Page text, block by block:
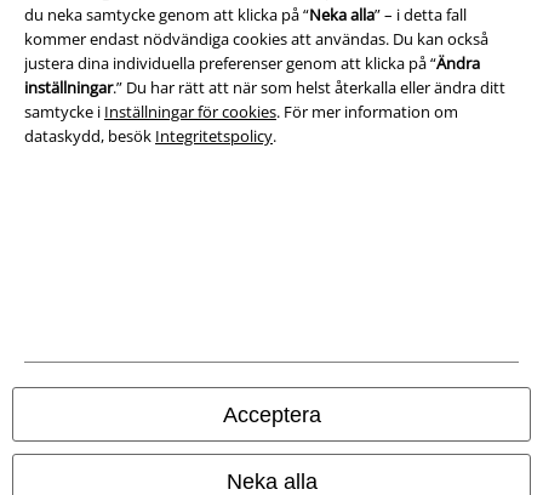
du neka samtycke genom att klicka på “Neka alla” – i detta fall
kommer endast nödvändiga cookies att användas. Du kan också
justera dina individuella preferenser genom att klicka på “Ändra
inställningar.” Du har rätt att när som helst återkalla eller ändra ditt
samtycke i Inställningar för cookies. För mer information om
dataskydd, besök Integritetspolicy.
Acceptera
Neka alla